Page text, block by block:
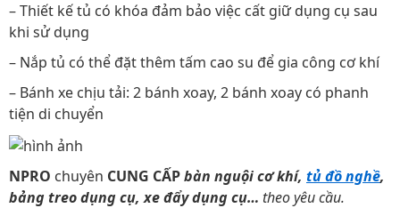
– Thiết kế tủ có khóa đảm bảo việc cất giữ dụng cụ sau
khi sử dụng
– Nắp tủ có thể đặt thêm tấm cao su để gia công cơ khí
– Bánh xe chịu tải: 2 bánh xoay, 2 bánh xoay có phanh
tiện di chuyển
NPRO chuyên CUNG CẤPbàn nguội cơ khí, tủ đồ nghề,
bảng treo dụng cụ, xe đẩy dụng cụ… theo yêu cầu.